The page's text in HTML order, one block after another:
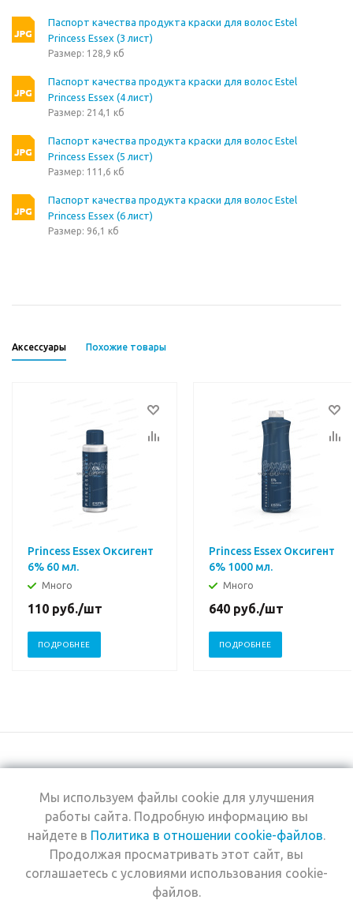
Паспорт качества продукта краски для волос Estel
Princess Essex (3 лист)
Размер: 128,9 кб
Паспорт качества продукта краски для волос Estel
Princess Essex (4 лист)
Размер: 214,1 кб
Паспорт качества продукта краски для волос Estel
Princess Essex (5 лист)
Размер: 111,6 кб
Паспорт качества продукта краски для волос Estel
Princess Essex (6 лист)
Размер: 96,1 кб
Аксессуары Похожие товары
Princess Essex Оксигент
6% 60 мл.
Много
110 руб./шт
ПОДРОБНЕЕ
Princess Essex Оксигент
6% 1000 мл.
Много
640 руб./шт
ПОДРОБНЕЕ
+7 (495) 969-0950
2026 © Интернет-
магазин Estel
Компания
Информация
Помощь
Мы используем файлы cookie для улучшения
работы сайта. Подробную информацию вы
найдете в Политика в отношении cookie-файлов.
Продолжая просматривать этот сайт, вы
соглашаетесь с условиями использования cookie-
файлов.